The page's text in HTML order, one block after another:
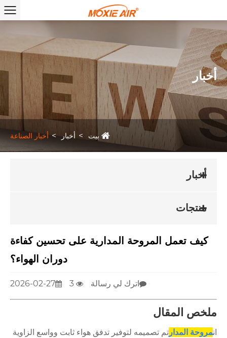
أخبار
بيت أخبار أخبار الصناعة
أخبار
منتجات
كيف تعمل المروحة المدارية على تحسين كفاءة
دوران الهواء؟
2026-02-27 اترك لي رسالة
ملخص المقال
انمروحة المدار تم تصميمه لتوفير تدفق هواء ثابت وواسع الزاوية